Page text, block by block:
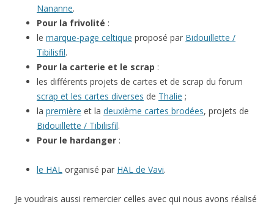
Nananne.
Pour la frivolité :
le marque-page celtique proposé par Bidouillette /
Tibilisfil.
Pour la carterie et le scrap :
les différents projets de cartes et de scrap du forum
scrap et les cartes diverses de Thalie ;
la première et la deuxième cartes brodées, projets de
Bidouillette / Tibilisfil.
Pour le hardanger :
le HAL organisé par HAL de Vavi.
Je voudrais aussi remercier celles avec qui nous avons réalisé